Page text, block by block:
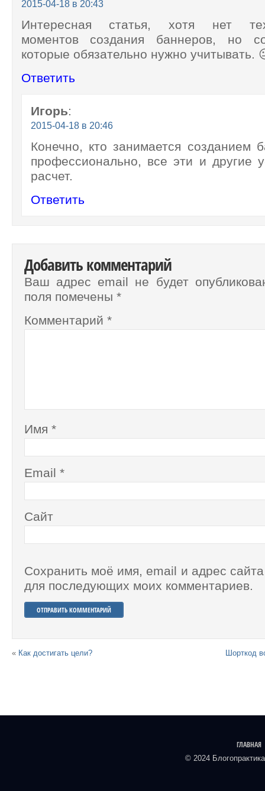
2015-04-18 в 20:43
Интересная статья, хотя нет
моментов создания баннеров, но
которые обязательно нужно учитывать.
Ответить
Игорь:
2015-04-18 в 20:46
Конечно, кто занимается созданием
профессионально, все эти и другие
расчет.
Ответить
Добавить комментарий
Ваш адрес email не будет
поля помечены *
Комментарий *
Имя *
Email *
Сайт
Сохранить моё имя, email и адрес
для последующих моих комментариев.
« Как достигать цели? Шорткод
ГЛАВНАЯ
© 2024